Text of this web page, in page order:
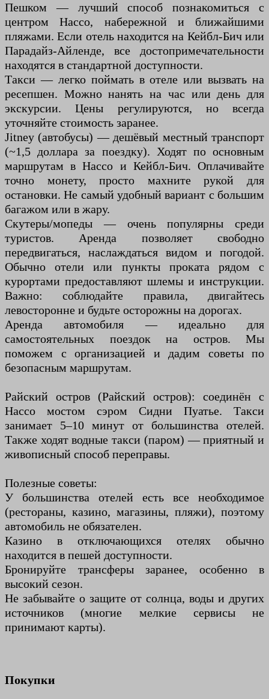
Пешком — лучший способ познакомиться с
центром Нассо, набережной и ближайшими
пляжами. Если отель находится на Кейбл-Бич или
Парадайз-Айленде, все достопримечательности
находятся в стандартной доступности.
Такси — легко поймать в отеле или вызвать на
ресепшен. Можно нанять на час или день для
экскурсии. Цены регулируются, но всегда
уточняйте стоимость заранее.
Jitney (автобусы) — дешёвый местный транспорт
(~1,5 доллара за поездку). Ходят по основным
маршрутам в Нассо и Кейбл-Бич. Оплачивайте
точно монету, просто махните рукой для
остановки. Не самый удобный вариант с большим
багажом или в жару.
Скутеры/мопеды — очень популярны среди
туристов. Аренда позволяет свободно
передвигаться, наслаждаться видом и погодой.
Обычно отели или пункты проката рядом с
курортами предоставляют шлемы и инструкции.
Важно: соблюдайте правила, двигайтесь
левосторонне и будьте осторожны на дорогах.
Аренда автомобиля — идеально для
самостоятельных поездок на остров. Мы
поможем с организацией и дадим советы по
безопасным маршрутам.
Райский остров (Райский остров): соединён с
Нассо мостом сэром Сидни Пуатье. Такси
занимает 5–10 минут от большинства отелей.
Также ходят водные такси (паром) — приятный и
живописный способ переправы.
Полезные советы:
У большинства отелей есть все необходимое
(рестораны, казино, магазины, пляжи), поэтому
автомобиль не обязателен.
Казино в отключающихся отелях обычно
находится в пешей доступности.
Бронируйте трансферы заранее, особенно в
высокий сезон.
Не забывайте о защите от солнца, воды и других
источников (многие мелкие сервисы не
принимают карты).
Покупки